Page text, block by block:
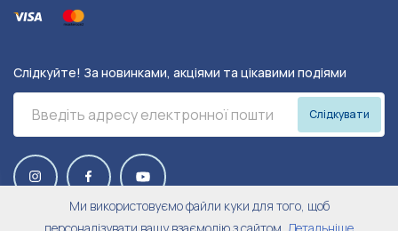
Слідкуйте! За новинками, акціями та цікавими подіями
Слідкувати
Ми використовуємо файли куки для того, щоб